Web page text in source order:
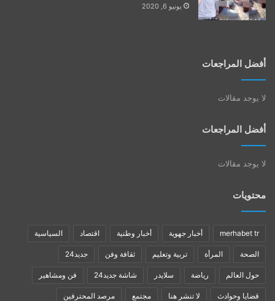
يونيو 6, 2020
أفضل المراجعات
لا يوجد مقالات
أفضل المراجعات
لا يوجد مقالات
محتويات
merhabet tr أخبار جهوية أخبار وطنية اقتصاد السياسية
الصحة المرأة تربية وتعليم ثقافة وفن جديد24
حول العالم رياضة سلايدر شاشة جديد24 فن ومشاهير
قضايا وحوادث لا تنشر هنا مجتمع مرصد المحترفين